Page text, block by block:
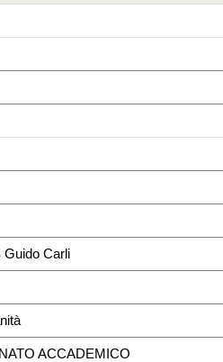
Guido Carli
ACCADEMICO